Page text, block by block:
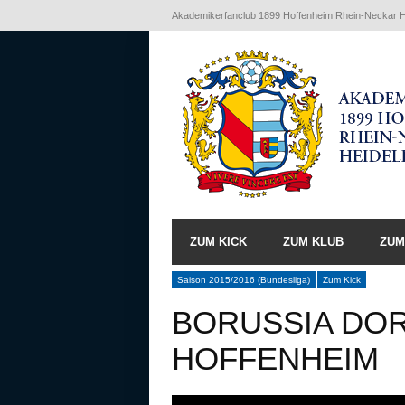
Akademikerfanclub 1899 Hoffenheim Rhein-Neckar
ZUM KICK ZUM KLUB
Saison 2015/2016 (Bundesliga) Zum Kick
BORUSSIA
HOFFENHEIM